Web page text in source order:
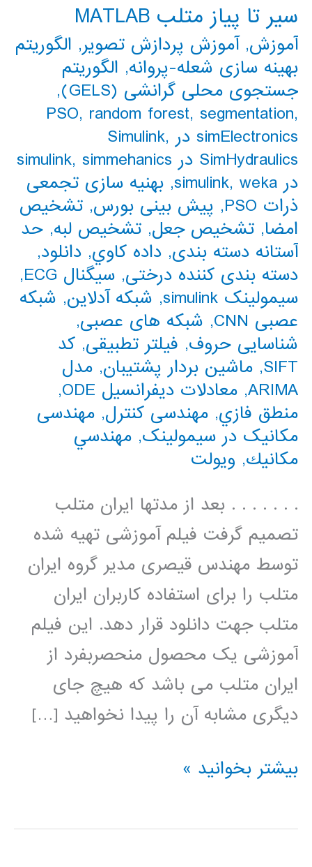
سیر تا پیاز متلب MATLAB
آموزش,آموزش پردازش تصویر, الگوریتم
بهینه سازی شعله-پروانه, الگوریتم
جستجوی محلی گرانشی (GELS)
,
PSO, random forest, segmentation,
simElectronics در Simulink
,
SimHydraulics در simulink
, simmehanics
در simulink
, weka
, بهنیه سازی تجمعی
ذرات PSO
, پیش بینی بورس, تشخیص
امضا, تشخیص جعل, تشخیص لبه, حد
آستانه دسته بندی, داده كاوي, دانلود,
دسته بندی کننده درختی, سیگنال ECG
,
سیمولینک simulink
, شبکه آدلاین, شبکه
عصبی CNN
, شبکه های عصبی,
شناسایی حروف, فیلتر تطبیقی, کد
SIFT
, ماشین بردار پشتیبان, مدل
ARIMA
, معادلات دیفرانسیل ODE
,
منطق فازي, مهندسی کنترل, مهندسی
مکانیک در سیمولینک, مهندسي
مكانيك, ویولت
. . . . . . . بعد از مدتها ایران متلب
تصمیم گرفت فیلم آموزشی تهیه شده
توسط مهندس قیصری مدیر گروه ایران
متلب را برای استفاده کاربران ایران
متلب جهت دانلود قرار دهد. این فیلم
آموزشی یک محصول منحصربفرد از
ایران متلب می باشد که هیچ جای
دیگری مشابه آن را پیدا نخواهید […]
سیر
پیاز
بیشتر بخوانید »